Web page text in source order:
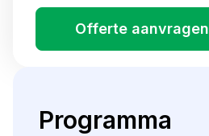
Offerte aanvragen
Programma